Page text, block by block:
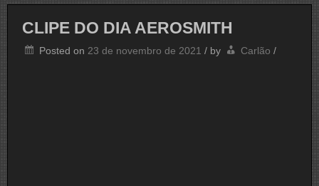
AEROSMITH
CLIPE DO DIA AEROSMITH
Posted on 23 de novembro de 2021 / by Carlão /